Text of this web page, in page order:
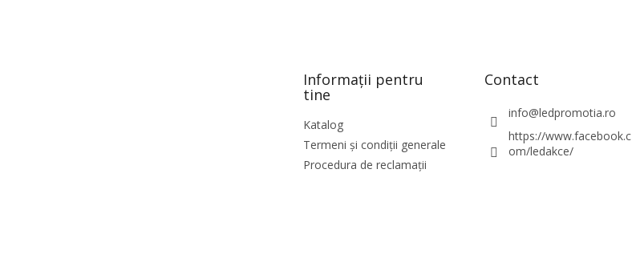
Informații pentru
tine
Katalog
Termeni și condiții generale
Procedura de reclamații
Contact
info@ledpromotia.ro
https://www.facebook.c
om/ledakce/